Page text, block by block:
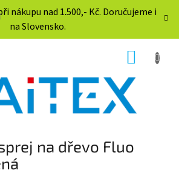
nákupu nad 1.500,- Kč. Doručujeme i
na Slovensko.
na dřevo Fluo